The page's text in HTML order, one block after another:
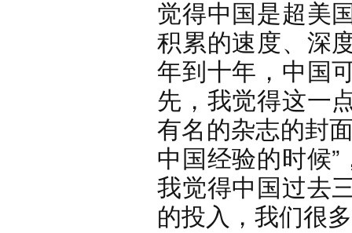
觉得中国是超美
积累的速度、深
年到十年，中国
先，我觉得这一
有名的杂志的封
中国经验的时候”
我觉得中国过去
的投入，我们很